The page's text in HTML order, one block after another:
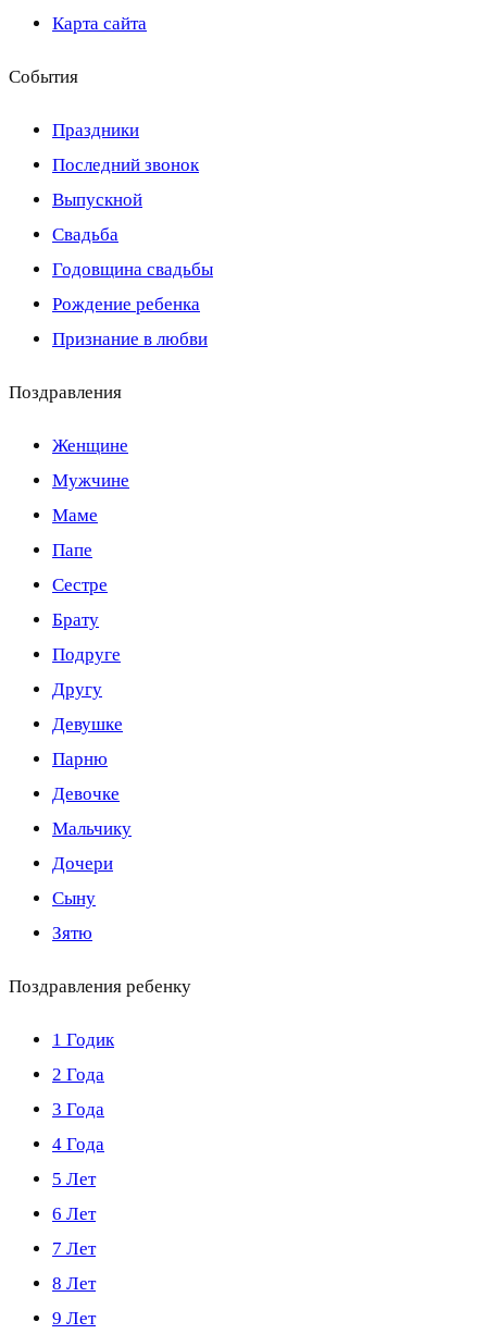
Карта сайта
События
Праздники
Последний звонок
Выпускной
Свадьба
Годовщина свадьбы
Рождение ребенка
Признание в любви
Поздравления
Женщине
Мужчине
Маме
Папе
Сестре
Брату
Подруге
Другу
Девушке
Парню
Девочке
Мальчику
Дочери
Сыну
Зятю
Поздравления ребенку
1 Годик
2 Года
3 Года
4 Года
5 Лет
6 Лет
7 Лет
8 Лет
9 Лет